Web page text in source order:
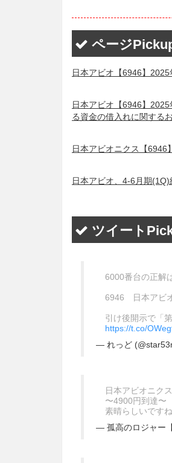
ページ
日本アビオ【6946】
日本アビオ【6946】
る資金の借入れに関する
日本アビオニクス【6946
日本アビオ、4-6月期
ツイート
6000番台の正解
6946 日本アビ
引け後開示で「
https://t.co/
— れっど
日本アビオニク
〜4900円到達〜
素晴らしいですね
— 孤高のロジャー